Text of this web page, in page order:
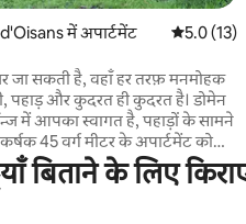
में अपार्टमेंट औसत रेटिंग
5.0 (13)
जा सकती है, वहाँ हर तरफ़ मनमोहक
पहाड़ और कुदरत ही कुदरत है। डोमेन
आपका स्वागत है, पहाड़ों के सामने
45 वर्ग मीटर के अपार्टमेंट को
बड़ी खिड़कियों की वजह से रोशनी
लग्ज़री सुविधाएँ, ट्रैवर्टाइन बाथरूम,
बिताने के लिए